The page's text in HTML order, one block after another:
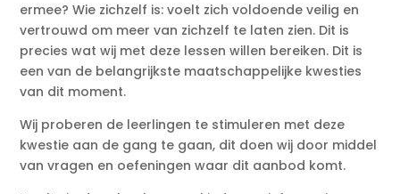
ermee? Wie zichzelf is: voelt zich voldoende veilig en
vertrouwd om meer van zichzelf te laten zien. Dit is
precies wat wij met deze lessen willen bereiken. Dit is
een van de belangrijkste maatschappelijke kwesties
van dit moment.
Wij proberen de leerlingen te stimuleren met deze
kwestie aan de gang te gaan, dit doen wij door middel
van vragen en oefeningen waar dit aanbod komt.